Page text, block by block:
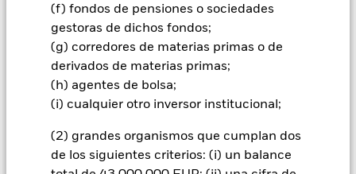
(f) fondos de pensiones o sociedades
gestoras de dichos fondos;
(g) corredores de materias primas o de
derivados de materias primas;
(h) agentes de bolsa;
(i) cualquier otro inversor institucional;
(2) grandes organismos que cumplan dos
de los siguientes criterios: (i) un balance
relacionados con la sostenibilidad. Riesgo de divisas: El
Fondo invierte en otras divisas. En consecuencia, las
fluctuaciones en los tipos de cambio afectarán al valor de la
interés y/o los impagos de los emisores tendrán un impacto
significativo en la rentabilidad de los títulos de renta fija. Las
rebajas de la calificación de solvencia potenciales o reales
ser muy sensibles a las variaciones del valor del activo en que
se basan y pueden aumentar el volumen de las pérdidas y
ganancias, lo que se traduciría mayores oscilaciones en el